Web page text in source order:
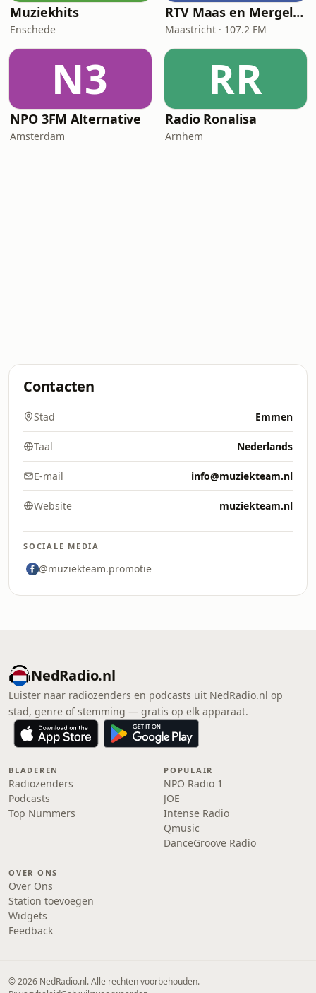
Muziekhits
Enschede
RTV Maas en Mergelland
Maastricht · 107.2 FM
N3
NPO 3FM Alternative
Amsterdam
RR
Radio Ronalisa
Arnhem
Contacten
Stad Emmen
Taal Nederlands
E-mail info@muziekteam.nl
Website muziekteam.nl
SOCIALE MEDIA
@muziekteam.promotie
NedRadio.nl
Luister naar radiozenders en podcasts uit NedRadio.nl op
stad, genre of stemming — gratis op elk apparaat.
BLADEREN
Radiozenders
Podcasts
Top Nummers
POPULAIR
NPO Radio 1
JOE
Intense Radio
Qmusic
DanceGroove Radio
OVER ONS
Over Ons
Station toevoegen
Widgets
Feedback
© 2026 NedRadio.nl. Alle rechten voorbehouden.